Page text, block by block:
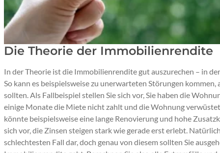
Die Theorie der Immobilienrendite
In der Theorie ist die Immobilienrendite gut auszurechen – in
So kann es beispielsweise zu unerwarteten Störungen kommen,
sollten. Als Fallbeispiel stellen Sie sich vor, Sie haben die
einige Monate die Miete nicht zahlt und die Wohnung
könnte beispielsweise eine lange Renovierung und hohe
sich vor, die Zinsen steigen stark wie gerade erst erlebt.
schlechtesten Fall dar, doch genau von diesem sollten Sie